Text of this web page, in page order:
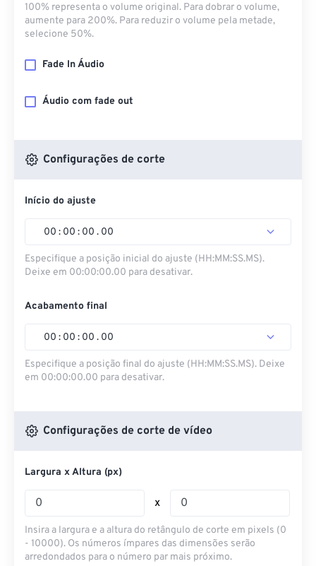
100% representa o volume original. Para dobrar o volume,
aumente para 200%. Para reduzir o volume pela metade,
selecione 50%.
Fade In Áudio
Áudio com fade out
Configurações de corte
Início do ajuste
00 : 00 : 00 . 00
Especifique a posição inicial do ajuste (HH:MM:SS.MS).
Deixe em 00:00:00.00 para desativar.
Acabamento final
00 : 00 : 00 . 00
Especifique a posição final do ajuste (HH:MM:SS.MS). Deixe
em 00:00:00.00 para desativar.
Configurações de corte de vídeo
Largura x Altura (px)
x
Insira a largura e a altura do retângulo de corte em pixels (0
- 10000). Os números ímpares das dimensões serão
arredondados para o número par mais próximo.